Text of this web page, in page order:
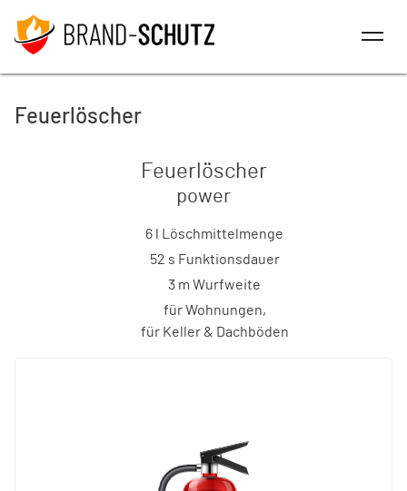
Feuerlöscher
Feuerlöscher
power
6 l Löschmittelmenge
52 s Funktionsdauer
3 m Wurfweite
für Wohnungen,
für Keller & Dachböden